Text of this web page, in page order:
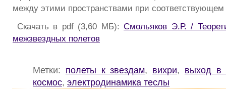
между этими пространствами при соответствующем
Скачать в pdf (3,60 МБ): Смольяков Э.Р. /
межзвездных полетов
Метки: полеты к звездам, вихри, выход в
космос, электродинамика теслы